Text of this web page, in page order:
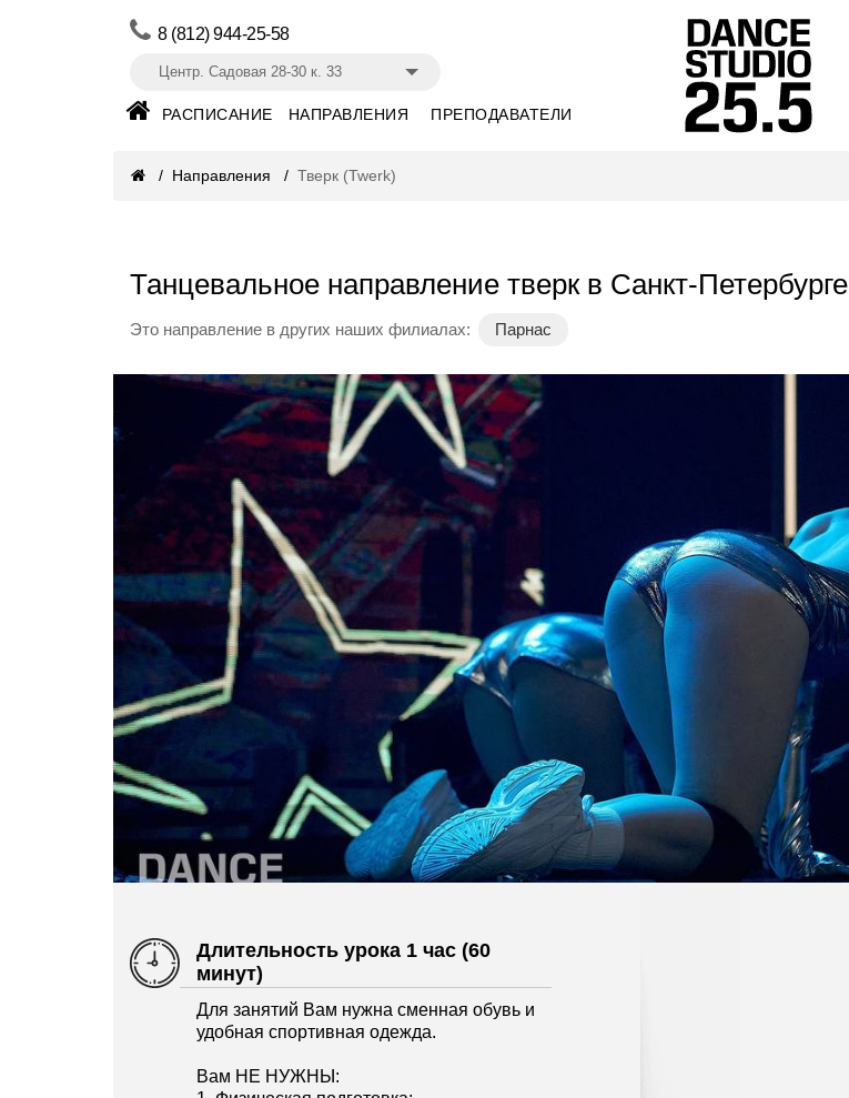
8 (812) 944-25-58
Центр. Садовая 28-30 к. 33
РАСПИСАНИЕ НАПРАВЛЕНИЯ ПРЕПОДАВАТЕЛИ
Направления Тверк (Twerk)
Танцевальное направление тверк в Санкт-Петербурге
Это направление в других наших филиалах: Парнас
Длительность урока 1 час (60
минут)
Для занятий Вам нужна сменная обувь и
удобная спортивная одежда.
Вам НЕ НУЖНЫ: